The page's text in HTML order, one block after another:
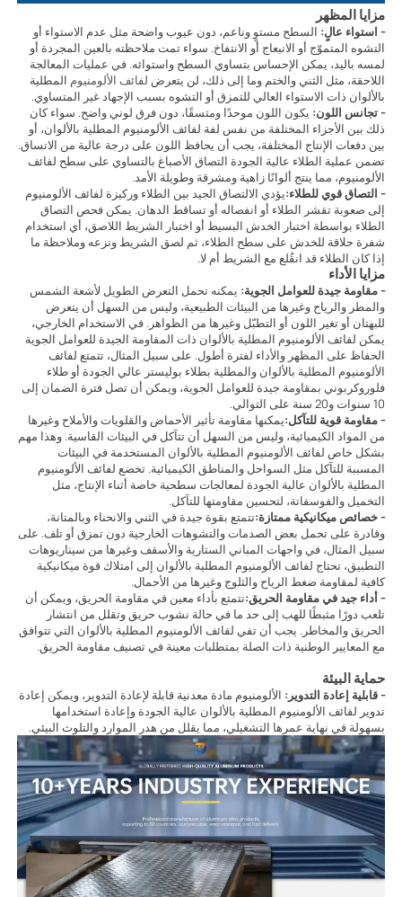
مزايا المظهر
- استواء عالٍ: السطح مستوٍ وناعم، دون عيوب واضحة مثل عدم الاستواء أو
التشوه المتموّج أو الانبعاج أو الانتفاخ. سواء تمت ملاحظته بالعين المجردة أو
لمسه باليد، يمكن الإحساس بتساوي السطح واستوائه. في عمليات المعالجة
اللاحقة، مثل الثني والختم وما إلى ذلك، لن يتعرض لفائف الألومنيوم المطلية
بالألوان ذات الاستواء العالي للتمزق أو التشوه بسبب الإجهاد غير المتساوي.
- تجانس اللون: يكون اللون موحدًا ومتسقًا، دون فرق لوني واضح. سواء كان
ذلك بين الأجزاء المختلفة من نفس لفة لفائف الألومنيوم المطلية بالألوان، أو
بين دفعات الإنتاج المختلفة، يجب أن يحافظ اللون على درجة عالية من الاتساق.
تضمن عملية الطلاء عالية الجودة التصاق الأصباغ بالتساوي على سطح لفائف
الألومنيوم، مما ينتج ألوانًا زاهية ومشرقة وطويلة الأمد.
- التصاق قوي للطلاء:يؤدي الالتصاق الجيد بين الطلاء وركيزة لفائف الألومنيوم
إلى صعوبة تقشر الطلاء أو انفصاله أو تساقط الدهان. يمكن فحص التصاق
الطلاء بواسطة اختبار الخدش البسيط أو اختبار الشريط اللاصق، أي استخدام
شفرة حلاقة للخدش على سطح الطلاء، ثم لصق الشريط ونزعه وملاحظة ما
إذا كان الطلاء قد انقُلع مع الشريط أم لا.
مزايا الأداء
- مقاومة جيدة للعوامل الجوية: يمكنه تحمل التعرض الطويل لأشعة الشمس
والمطر والرياح وغيرها من البيئات الطبيعية، وليس من السهل أن يتعرض
للبهتان أو تغير اللون أو التطبّل وغيرها من الظواهر. في الاستخدام الخارجي،
يمكن لفائف الألومنيوم المطلية بالألوان ذات المقاومة الجيدة للعوامل الجوية
الحفاظ على المظهر والأداء لفترة أطول. على سبيل المثال، تتمتع لفائف
الألومنيوم المطلية بالألوان والمطلية بطلاء بوليستر عالي الجودة أو طلاء
فلوروكربوني بمقاومة جيدة للعوامل الجوية، ويمكن أن تصل فترة الضمان إلى
10 سنوات و20 سنة على التوالي.
- مقاومة قوية للتآكل:يمكنها مقاومة تأثير الأحماض والقلويات والأملاح وغيرها
من المواد الكيميائية، وليس من السهل أن تتآكل في البيئات القاسية. وهذا مهم
بشكل خاص لفائف الألومنيوم المطلية بالألوان المستخدمة في البيئات
المسببة للتآكل مثل السواحل والمناطق الكيميائية. تخضع لفائف الألومنيوم
المطلية بالألوان عالية الجودة لمعالجات سطحية خاصة أثناء الإنتاج، مثل
التخميل والفوسفاتة، لتحسين مقاومتها للتآكل.
- خصائص ميكانيكية ممتازة:تتمتع بقوة جيدة في الثني والانحناء وبالمتانة،
وقادرة على تحمل بعض الصدمات والتشوهات الخارجية دون تمزق أو تلف. على
سبيل المثال، في واجهات المباني الستارية والأسقف وغيرها من سيناريوهات
التطبيق، تحتاج لفائف الألومنيوم المطلية بالألوان إلى امتلاك قوة ميكانيكية
كافية لمقاومة ضغط الرياح والثلوج وغيرها من الأحمال.
- أداء جيد في مقاومة الحريق:تتمتع بأداء معين في مقاومة الحريق، ويمكن أن
تلعب دورًا مثبطًا للهب إلى حد ما في حالة نشوب حريق وتقلل من انتشار
الحريق والمخاطر. يجب أن تفي لفائف الألومنيوم المطلية بالألوان التي تتوافق
مع المعايير الوطنية ذات الصلة بمتطلبات معينة في تصنيف مقاومة الحريق.
حماية البيئة
- قابلية إعادة التدوير: الألومنيوم مادة معدنية قابلة لإعادة التدوير، ويمكن إعادة
تدوير لفائف الألومنيوم المطلية بالألوان عالية الجودة وإعادة استخدامها
بسهولة في نهاية عمرها التشغيلي، مما يقلل من هدر الموارد والتلوث البيئي.